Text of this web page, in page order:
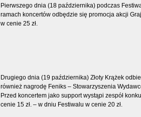
Pierwszego dnia (18 października) podczas
ramach koncertów odbędzie się promocja akcji
w cenie 25 zł.
Drugiego dnia (19 października) Złoty Krążek
również nagrodę Feniks – Stowarzyszenia
Przed koncertem jako support wystąpi zespół
cenie 15 zł. – w dniu Festiwalu w cenie 20 zł.